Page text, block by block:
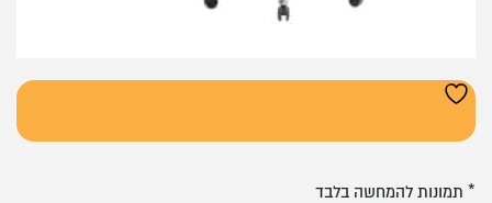
* תמונות להמחשה בלבד